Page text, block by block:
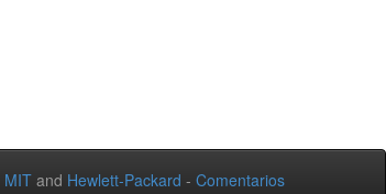
MIT and Hewlett-Packard - Comentarios